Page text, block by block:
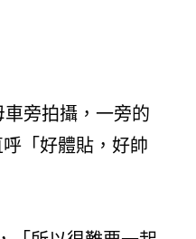
旁拍攝，一旁的
「好體貼，好帥